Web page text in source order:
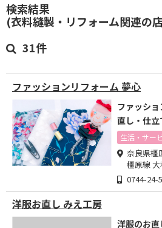
検索結果
(衣料縫製・リフォーム関連の
31件
ファッションリフォーム 夢心
ファッシ
直し・仕
生活・サー
奈良県橿
橿原線
0744-24-
洋服お直し みえ工房
洋服のお